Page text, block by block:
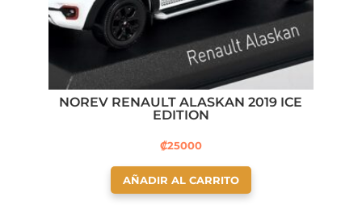
NOREV RENAULT ALASKAN 2019 ICE
EDITION
₡25000
AÑADIR AL CARRITO